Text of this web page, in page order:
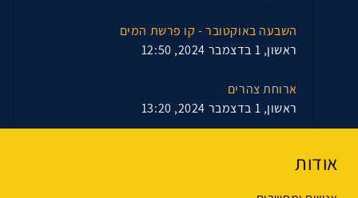
השבעה באוקטובר - קו פרשת המים
ראשון, 1 בדצמבר 2024, 12:50
ארוחת צהרים
ראשון, 1 בדצמבר 2024, 13:20
אודות